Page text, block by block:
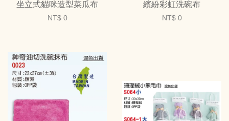
坐立式貓咪造型菜瓜布
NT$ 0
繽紛彩虹洗碗布
NT$ 0